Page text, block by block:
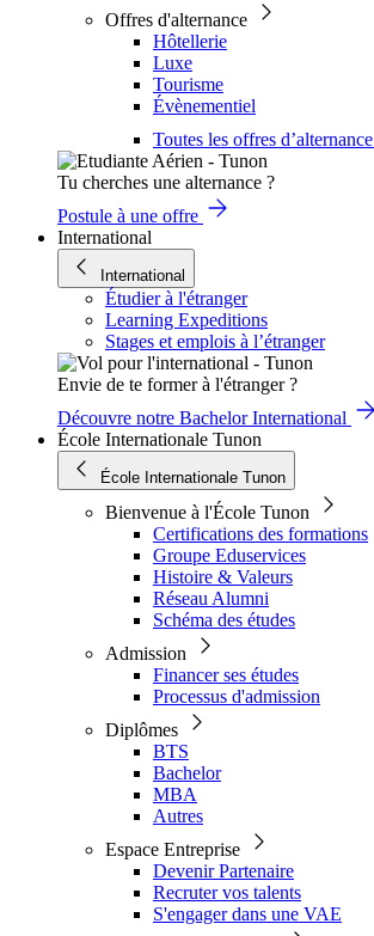
Offres d'alternance
Hôtellerie
Luxe
Tourisme
Évènementiel
Toutes les offres d’alternance
Tu cherches une alternance ?
Postule à une offre
International
International
Étudier à l'étranger
Learning Expeditions
Stages et emplois à l’étranger
Envie de te former à l'étranger ?
Découvre notre Bachelor International
École Internationale Tunon
École Internationale Tunon
Bienvenue à l'École Tunon
Certifications des formations
Groupe Eduservices
Histoire & Valeurs
Réseau Alumni
Schéma des études
Admission
Financer ses études
Processus d'admission
Diplômes
BTS
Bachelor
MBA
Autres
Espace Entreprise
Devenir Partenaire
Recruter vos talents
S'engager dans une VAE